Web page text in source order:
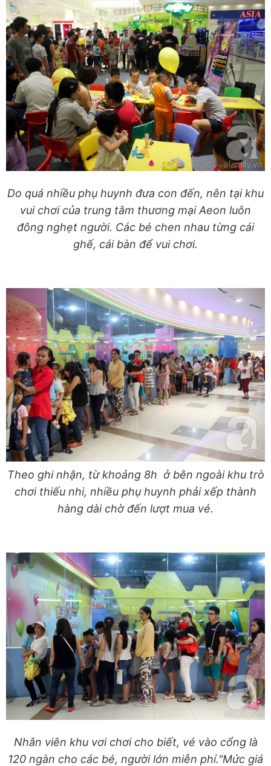
Do quá nhiều phụ huynh đưa con đến, nên tại khu
vui chơi của trung tâm thương mại Aeon luôn
đông nghẹt người. Các bé chen nhau từng cái
ghế, cái bàn để vui chơi.
Theo ghi nhận, từ khoảng 8h ở bên ngoài khu trò
chơi thiếu nhi, nhiều phụ huynh phải xếp thành
hàng dài chờ đến lượt mua vé.
Nhân viên khu vơi chơi cho biết, vé vào cổng là
120 ngàn cho các bé, người lớn miễn phí."Mức giá